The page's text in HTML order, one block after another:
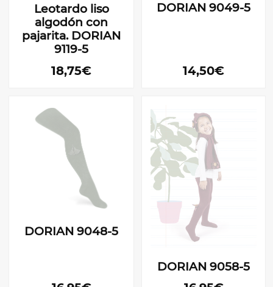
Leotardo liso
algodón con
pajarita. DORIAN
9119-5
18,75€
DORIAN 9049-5
14,50€
DORIAN 9048-5
DORIAN 9058-5